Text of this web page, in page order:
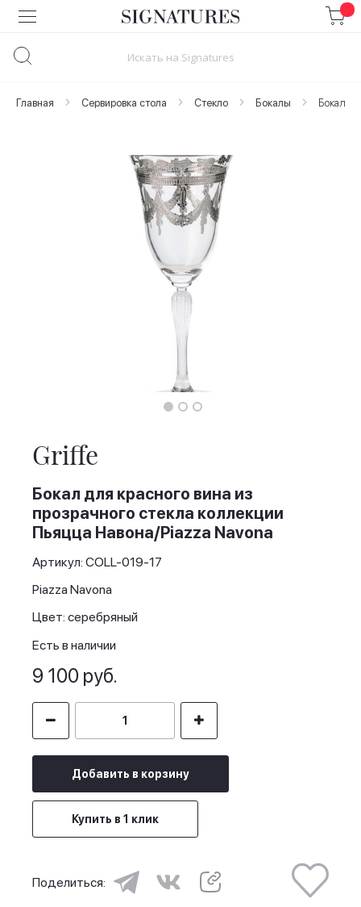
Skip
to
Главная Сервировка стола Стекло Бокалы Бокал
beginning
of
the
images
gallery
Griffe
Бокал для красного вина из
прозрачного стекла коллекции
Пьяцца Навона/Piazza Navona
Артикул: COLL-019-17
Piazza Navona
Цвет: серебряный
Есть в наличии
9 100 руб.
Добавить в корзину
Купить в 1 клик
Поделиться: